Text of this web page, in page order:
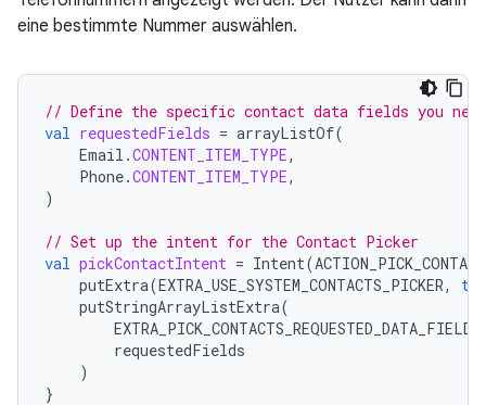
eine bestimmte Nummer auswählen.
// Define the specific contact data fields you need
val requestedFields = arrayListOf(
Email .CONTENT_ITEM_TYPE,
Phone.CONTENT_ITEM_TYPE,
)
// Set up the intent for the Contact Picker
val pickContactIntent = Intent(
putExtra(EXTRA_USE_SYSTEM_CONTACTS_PICKER,
putStringArrayListExtra(
EXTRA_PICK_CONTACTS_REQUESTED_DATA_FIELDS
requestedFields
)
}